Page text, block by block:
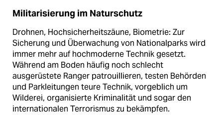
Militarisierung im Naturschutz
Drohnen, Hochsicherheitszäune, Biometrie: Zur
Sicherung und Überwachung von Nationalparks wird
immer mehr auf hochmoderne Technik gesetzt.
Während am Boden häufig noch schlecht
ausgerüstete Ranger patrouillieren, testen Behörden
und Parkleitungen teure Technik, vorgeblich um
Wilderei, organisierte Kriminalität und sogar den
internationalen Terrorismus zu bekämpfen.